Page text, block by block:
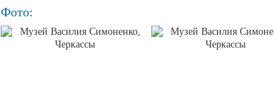
Фото: